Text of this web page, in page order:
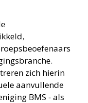
zich hierin
aanvullende
BMS - als